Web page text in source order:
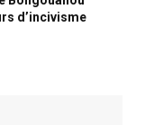
d’incivisme